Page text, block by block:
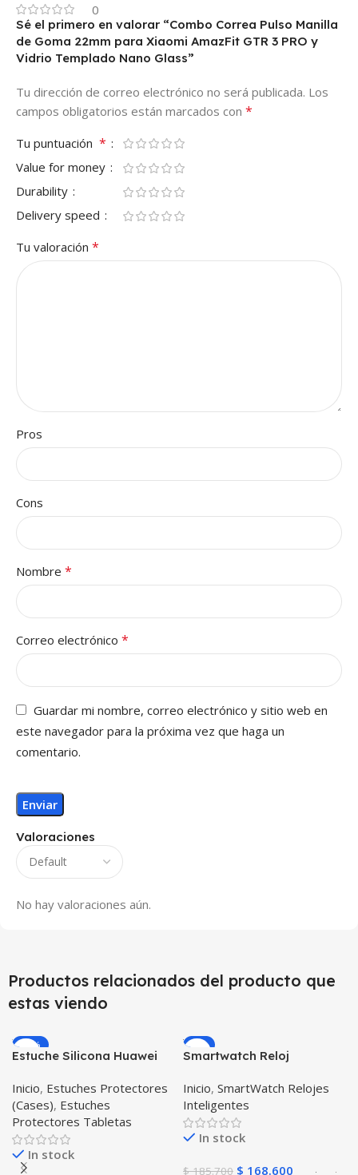
0
Valoraciones
No hay valoraciones aún.
Sé el primero en valorar “Combo Correa Pulso Manilla
de Goma 22mm para Xiaomi AmazFit GTR 3 PRO y
Vidrio Templado Nano Glass”
Tu dirección de correo electrónico no será publicada. Los
campos obligatorios están marcados con *
Tu puntuación *
Value for money
Durability
Delivery speed
Tu valoración *
Pros
Cons
Nombre *
Correo electrónico *
Guardar mi nombre, correo electrónico y sitio web en
este navegador para la próxima vez que haga un
comentario.
Productos relacionados del producto que
estas viendo
-12%
Estuche Silicona Huawei
Inicio, Estuches Protectores
(Cases), Estuches
Protectores Tabletas
In stock
-9%
Smartwatch Reloj
BAND X PRO™
(Smartwatch p70)
Compatible Android IOS
Inicio, SmartWatch Relojes
Inteligentes
In stock
$185.700 $ 168.600